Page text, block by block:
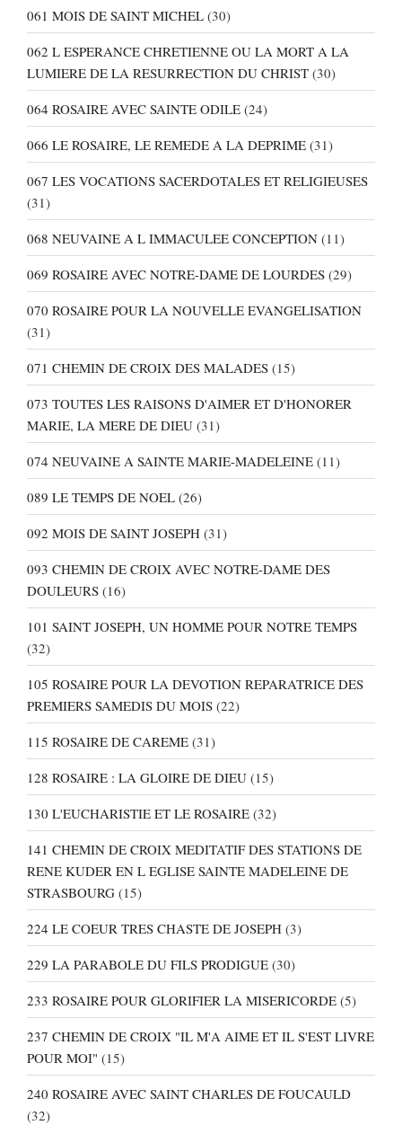
061 MOIS DE SAINT MICHEL (30)
062 L ESPERANCE CHRETIENNE OU LA MORT A LA
LUMIERE DE LA RESURRECTION DU CHRIST (30)
064 ROSAIRE AVEC SAINTE ODILE (24)
066 LE ROSAIRE, LE REMEDE A LA DEPRIME (31)
067 LES VOCATIONS SACERDOTALES ET RELIGIEUSES
(31)
068 NEUVAINE A L IMMACULEE CONCEPTION (11)
069 ROSAIRE AVEC NOTRE-DAME DE LOURDES (29)
070 ROSAIRE POUR LA NOUVELLE EVANGELISATION
(31)
071 CHEMIN DE CROIX DES MALADES (15)
073 TOUTES LES RAISONS D'AIMER ET D'HONORER
MARIE, LA MERE DE DIEU (31)
074 NEUVAINE A SAINTE MARIE-MADELEINE (11)
089 LE TEMPS DE NOEL (26)
092 MOIS DE SAINT JOSEPH (31)
093 CHEMIN DE CROIX AVEC NOTRE-DAME DES
DOULEURS (16)
101 SAINT JOSEPH, UN HOMME POUR NOTRE TEMPS
(32)
105 ROSAIRE POUR LA DEVOTION REPARATRICE DES
PREMIERS SAMEDIS DU MOIS (22)
115 ROSAIRE DE CAREME (31)
128 ROSAIRE : LA GLOIRE DE DIEU (15)
130 L'EUCHARISTIE ET LE ROSAIRE (32)
141 CHEMIN DE CROIX MEDITATIF DES STATIONS DE
RENE KUDER EN L EGLISE SAINTE MADELEINE DE
STRASBOURG (15)
224 LE COEUR TRES CHASTE DE JOSEPH (3)
229 LA PARABOLE DU FILS PRODIGUE (30)
233 ROSAIRE POUR GLORIFIER LA MISERICORDE (5)
237 CHEMIN DE CROIX "IL M'A AIME ET IL S'EST LIVRE
POUR MOI" (15)
240 ROSAIRE AVEC SAINT CHARLES DE FOUCAULD
(32)